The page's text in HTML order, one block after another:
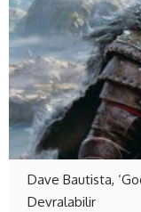
Dave Bautista,
Devralabilir